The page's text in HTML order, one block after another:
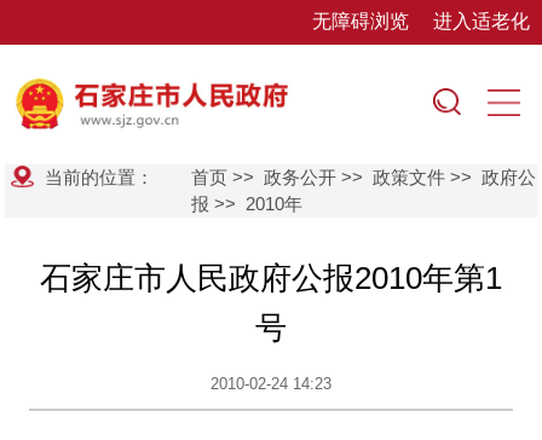
无障碍浏览 进入适老化
当前的位置： 首页 >>政务公开 >>政策文件 >>政府公
报 >> 2010年
石家庄市人民政府公报2010年第1
号
2010-02-24 14:23